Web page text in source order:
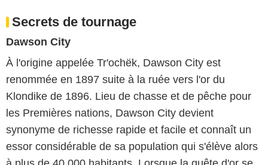
Secrets de tournage
Dawson City
À l'origine appelée Tr'ochëk, Dawson City est
renommée en 1897 suite à la ruée vers l'or du
Klondike de 1896. Lieu de chasse et de pêche pour
les Premières nations, Dawson City devient
synonyme de richesse rapide et facile et connaît un
essor considérable de sa population qui s'élève alors